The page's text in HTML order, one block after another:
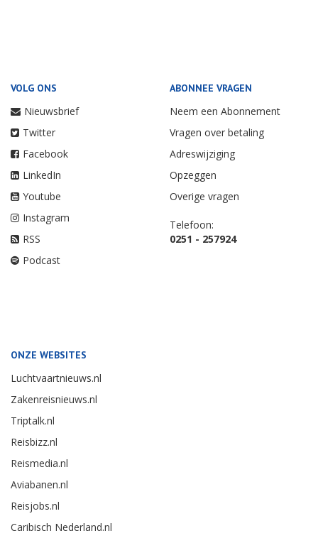
VOLG ONS
Nieuwsbrief
Twitter
Facebook
LinkedIn
Youtube
Instagram
RSS
Podcast
ABONNEE VRAGEN
Neem een Abonnement
Vragen over betaling
Adreswijziging
Opzeggen
Overige vragen
Telefoon:
0251 - 257924
ONZE WEBSITES
Luchtvaartnieuws.nl
Zakenreisnieuws.nl
Triptalk.nl
Reisbizz.nl
Reismedia.nl
Aviabanen.nl
Reisjobs.nl
Caribisch Nederland.nl